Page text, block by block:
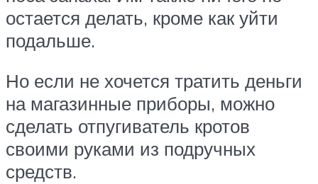
остается делать, кроме как уйти
подальше.
Но если не хочется тратить деньги
на магазинные приборы, можно
сделать отпугиватель кротов
своими руками из подручных
средств.